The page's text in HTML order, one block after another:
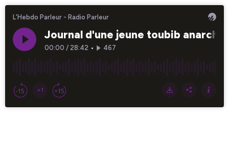
L'Hebdo Parleur - Radio Parleur
Journal d'une jeune toubib
00:00 / 28:42 • 467
×1